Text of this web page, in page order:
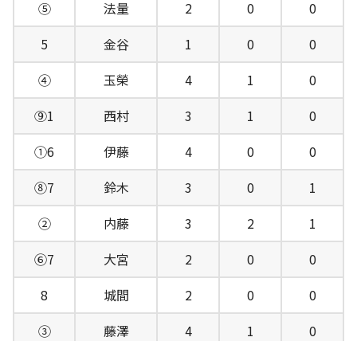
⑤
法量 2 0
0
5
金谷 1 0
0
④
玉榮 4 1
0
⑨1
西村 3 1
0
①6
伊藤 4 0
0
⑧7
鈴木 3 0
1
②
内藤 3 2
1
⑥7
大宮 2 0
0
8
城間 2 0
0
③
藤澤 4 1
0